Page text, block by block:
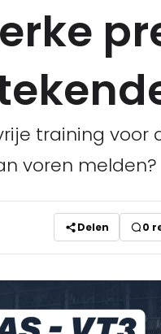
training voor
voren melden?
Delen 0